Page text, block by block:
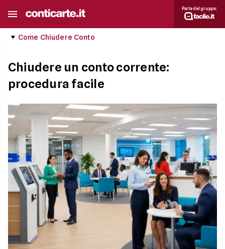
Parte del gruppo:
Come Chiudere Conto
Chiudere un conto corrente:
procedura facile